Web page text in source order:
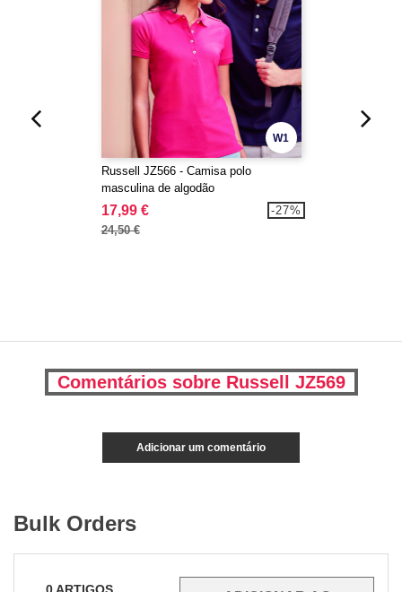
W1
Russell JZ566 - Camisa polo
masculina de algodão
17,99 €
24,50 €
-27%
Comentários sobre Russell JZ569
Adicionar um comentário
Bulk Orders